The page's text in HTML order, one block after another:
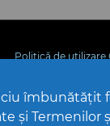
îmbunătățit
și Termenilor
Politică de utilizare